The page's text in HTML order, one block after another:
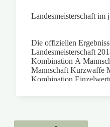
Landesmeisterschaft im
Die offiziellen
Landesmeisterschaft
Kombination A
Mannschaft Kurzwaffe
Kombination